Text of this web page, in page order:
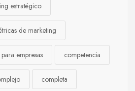
estratégico
de marketing
empresas competencia
completa